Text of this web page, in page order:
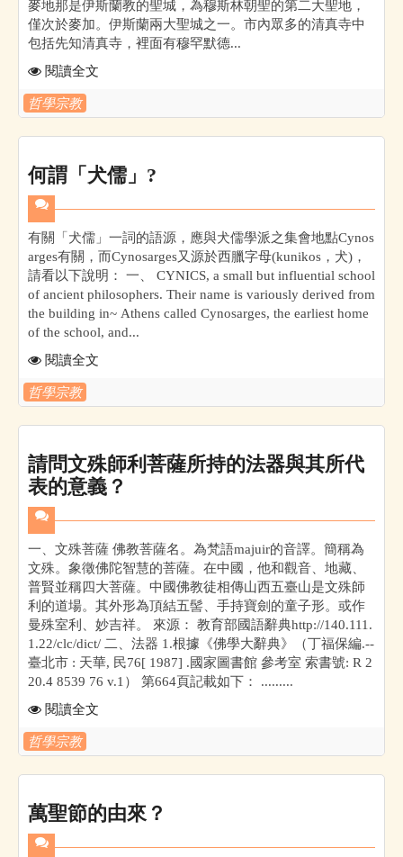
麥地那是伊斯蘭教的聖城，為穆斯林朝聖的第二大聖地，
僅次於麥加。伊斯蘭兩大聖城之一。市內眾多的清真寺中
包括先知清真寺，裡面有穆罕默德...
閱讀全文
哲學宗教
何謂「犬儒」?
有關「犬儒」一詞的語源，應與犬儒學派之集會地點Cynos
arges有關，而Cynosarges又源於西臘字母(kunikos，犬)，
請看以下說明： 一、 CYNICS, a small but influential school
of ancient philosophers. Their name is variously derived from
the building in~ Athens called Cynosarges, the earliest home
of the school, and...
閱讀全文
哲學宗教
請問文殊師利菩薩所持的法器與其所代
表的意義？
一、文殊菩薩 佛教菩薩名。為梵語majuir的音譯。簡稱為
文殊。象徵佛陀智慧的菩薩。在中國，他和觀音、地藏、
普賢並稱四大菩薩。中國佛教徒相傳山西五臺山是文殊師
利的道場。其外形為頂結五髻、手持寶劍的童子形。或作
曼殊室利、妙吉祥。 來源： 教育部國語辭典http://140.111.
1.22/clc/dict/ 二、法器 1.根據《佛學大辭典》（丁福保編.--
臺北市 : 天華, 民76[ 1987] .國家圖書館 參考室 索書號: R 2
20.4 8539 76 v.1） 第664頁記載如下： .........
閱讀全文
哲學宗教
萬聖節的由來？